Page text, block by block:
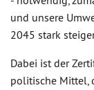
und unsere
2045 stark
Dabei ist der
politische Mittel,